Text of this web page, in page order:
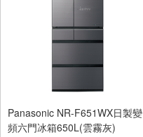
Panasonic NR-F651WX日製變
頻六門冰箱650L(雲霧灰)